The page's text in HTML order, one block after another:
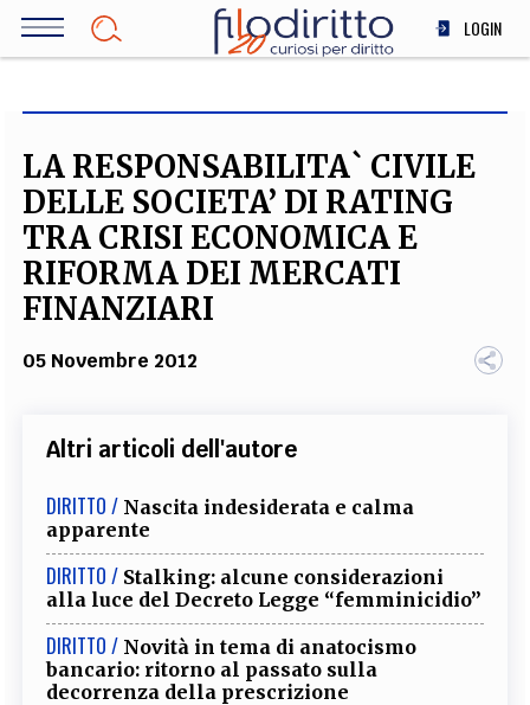
Salta
LOGIN
SOCIETÀ
MEDICINA
SCIENZA
STORIA E FILOSOFIA
TEAM
FILODIRITTO REDAZIONE COMITATO SCIENTIFICO
EXTRA
CODICI RUBRICHE LIBRI PROCEEDINGS PUBBLICITÀ CONTATTI
SOCIAL MEDIA
LA RESPONSABILITA` CIVILE
DELLE SOCIETA’ DI RATING
TRA CRISI ECONOMICA E
RIFORMA DEI MERCATI
FINANZIARI
05 Novembre 2012
Altri articoli dell'autore
DIRITTO / Nascita indesiderata e calma
apparente
DIRITTO / Stalking: alcune considerazioni
alla luce del Decreto Legge “femminicidio”
DIRITTO / Novità in tema di anatocismo
bancario: ritorno al passato sulla
decorrenza della prescrizione